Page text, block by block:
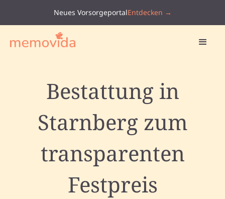
Neues VorsorgeportalEntdecken →
Bestattung in
Starnberg zum
transparenten
Festpreis